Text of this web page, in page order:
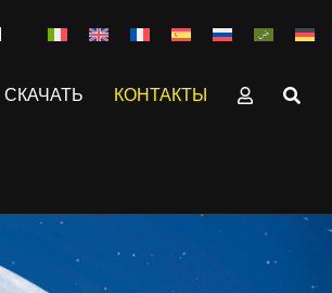
СКАЧАТЬ КОНТАКТЫ